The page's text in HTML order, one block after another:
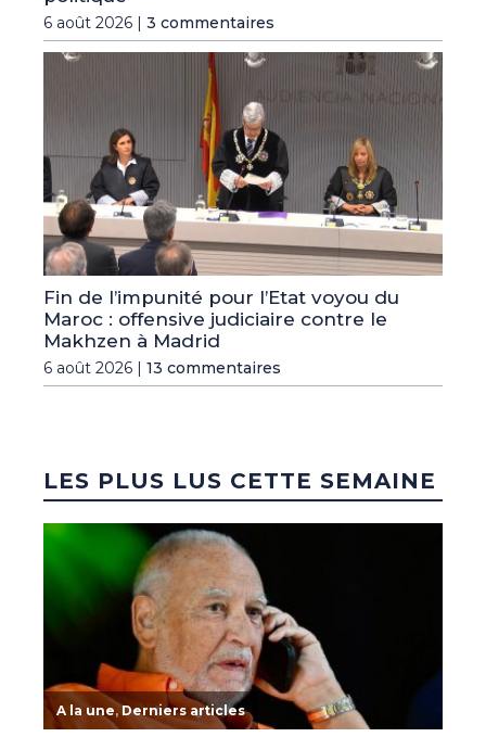
6 août 2026 | 3 commentaires
Fin de l’impunité pour l’Etat voyou du
Maroc : offensive judiciaire contre le
Makhzen à Madrid
6 août 2026 | 13 commentaires
LES PLUS LUS CETTE SEMAINE